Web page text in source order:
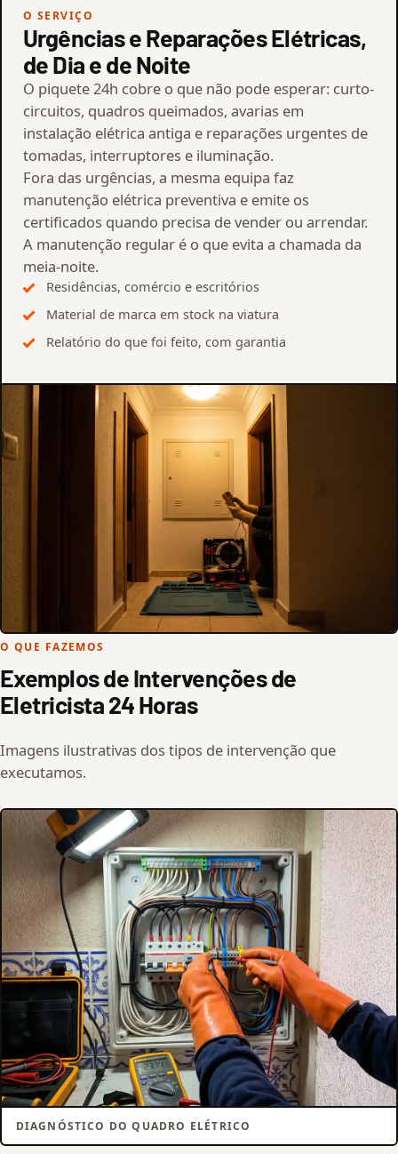
O SERVIÇO
Urgências e Reparações Elétricas,
de Dia e de Noite
O piquete 24h cobre o que não pode esperar: curto-
circuitos, quadros queimados, avarias em
instalação elétrica antiga e reparações urgentes de
tomadas, interruptores e iluminação.
Fora das urgências, a mesma equipa faz
manutenção elétrica preventiva e emite os
certificados quando precisa de vender ou arrendar.
A manutenção regular é o que evita a chamada da
meia-noite.
Residências, comércio e escritórios
Material de marca em stock na viatura
Relatório do que foi feito, com garantia
O QUE FAZEMOS
Exemplos de Intervenções de
Eletricista 24 Horas
Imagens ilustrativas dos tipos de intervenção que
executamos.
DIAGNÓSTICO DO QUADRO ELÉTRICO